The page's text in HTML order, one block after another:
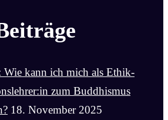
kann ich mich als Ethik-
zum Buddhismus
18. November 2025